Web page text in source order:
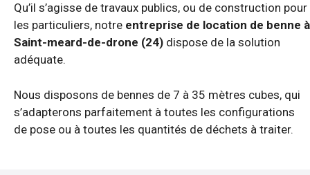
Qu’il s’agisse de travaux publics, ou de construction pour
les particuliers, notre entreprise de location de benne à
Saint-meard-de-drone (24) dispose de la solution
adéquate.
Nous disposons de bennes de 7 à 35 mètres cubes, qui
s’adapterons parfaitement à toutes les configurations
de pose ou à toutes les quantités de déchets à traiter.